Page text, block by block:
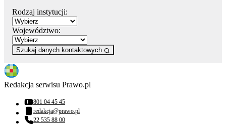
Rodzaj instytucji:
Województwo:
Szukaj danych kontaktowych
Redakcja serwisu Prawo.pl
Numer telefonu:
801 04 45 45
Adres email:
redakcja@prawo.pl
Numer telefonu:
22 535 88 00